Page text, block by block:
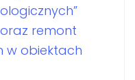
remont
w obiektach